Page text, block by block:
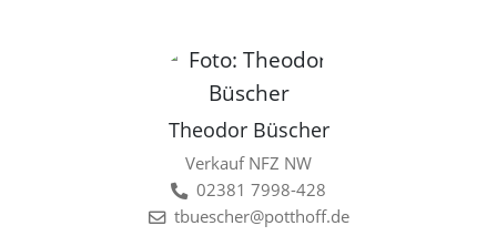
Theodor Büscher
Verkauf NFZ NW
02381 7998-428
tbuescher@potthoff.de